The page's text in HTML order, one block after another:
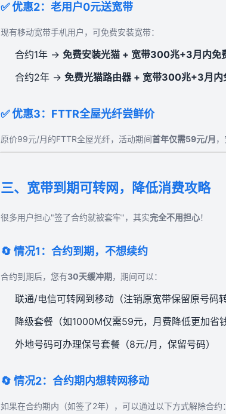
✅ 优惠2：老用户0元送宽带
现有移动宽带手机用户，可免费安装宽带：
合约1年 → 免费安装光猫 + 宽带300兆+3月内免
合约2年 → 免费光猫路由器 + 宽带300兆+3月内
✅ 优惠3：FTTR全屋光纤尝鲜价
原价99元/月的FTTR全屋光纤，活动期间首年仅需59元/月
三、宽带到期可转网，降低消费攻略
很多用户担心"签了合约就被套牢"，其实完全不用担心！
🔄 情况1：合约到期，不想续约
合约到期后，您有30天缓冲期，期间可以：
联通/电信可转网到移动（注销原宽带保留原号码转
降级套餐（如1000M仅需59元，月费降低更加省钱
外地号码可办理保号套餐（8元/月，保留号码）
🔄 情况2：合约期内想转网移动
如果在合约期内（如签了2年），可以通过以下方式解除合约：